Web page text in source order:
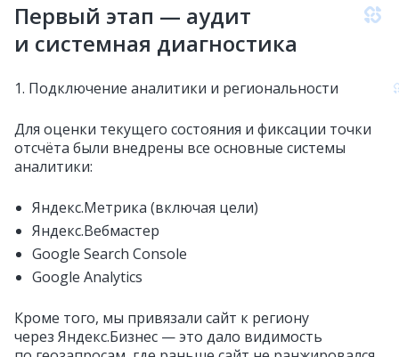
Первый этап — аудит
и системная диагностика
1. Подключение аналитики и региональности
Для оценки текущего состояния и фиксации точки
отсчёта были внедрены все основные системы
аналитики:
Яндекс.Метрика (включая цели)
Яндекс.Вебмастер
Google Search Console
Google Analytics
Кроме того, мы привязали сайт к региону
через Яндекс.Бизнес — это дало видимость